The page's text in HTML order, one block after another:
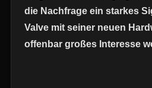
die Nachfrage ein starkes
Valve mit seiner neuen
offenbar großes Interesse